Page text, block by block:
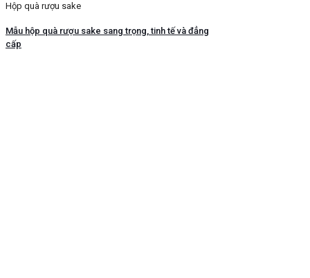
Hộp quà rượu sake
Mẫu hộp quà rượu sake sang trọng, tinh tế và đẳng
cấp